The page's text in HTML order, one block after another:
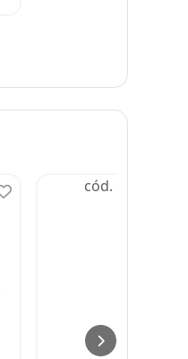
cód. 1682